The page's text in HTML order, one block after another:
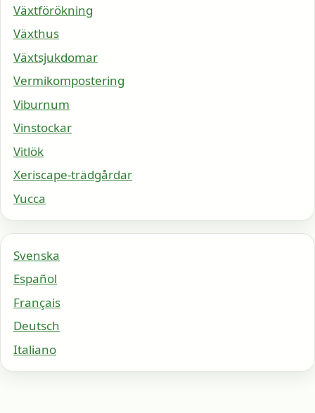
Växtförökning
Växthus
Växtsjukdomar
Vermikompostering
Viburnum
Vinstockar
Vitlök
Xeriscape-trädgårdar
Yucca
Svenska
Español
Français
Deutsch
Italiano